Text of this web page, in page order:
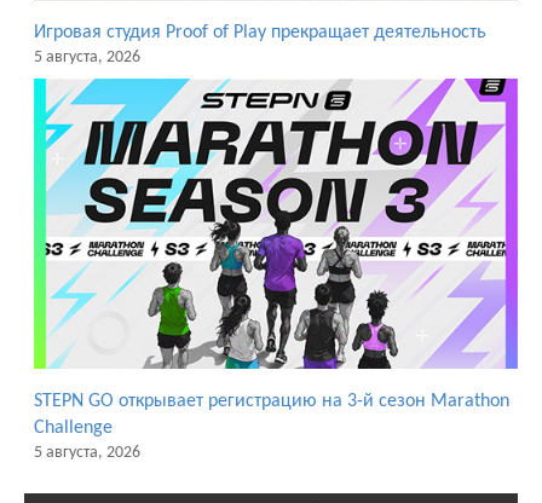
Игровая студия Proof of Play прекращает деятельность
5 августа, 2026
STEPN GO открывает регистрацию на 3-й сезон Marathon
Challenge
5 августа, 2026